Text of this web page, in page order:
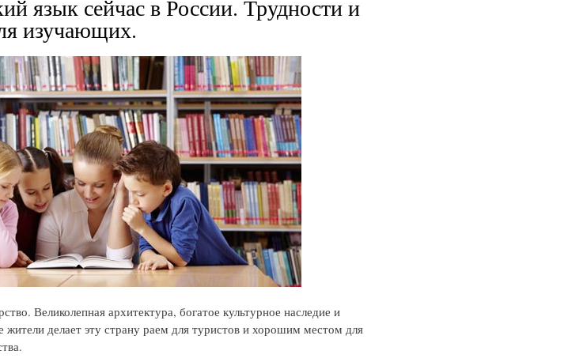
язык сейчас в России. Трудности и
изучающих.
Великолепная архитектура, богатое культурное наследие и
жители делает эту страну раем для туристов и хорошим местом для